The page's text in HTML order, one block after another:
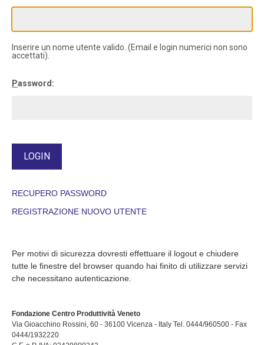
Inserire un nome utente valido. (Email e login numerici non sono
accettati).
Password:
RECUPERO PASSWORD
REGISTRAZIONE NUOVO UTENTE
Per motivi di sicurezza dovresti effettuare il logout e chiudere
tutte le finestre del browser quando hai finito di utilizzare servizi
che necessitano autenticazione.
Fondazione Centro Produttività Veneto
Via Gioacchino Rossini, 60 - 36100 Vicenza - Italy Tel. 0444/960500 - Fax
0444/1932220